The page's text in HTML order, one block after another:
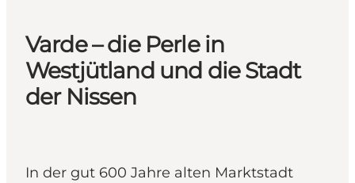
Varde – die Perle in
Westjütland und die Stadt
der Nissen
In der gut 600 Jahre alten Marktstadt